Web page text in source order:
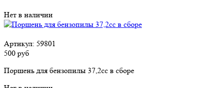
Нет в наличии
Артикул: 59801
500 руб
Поршень для бензопилы 37,2сс в сборе